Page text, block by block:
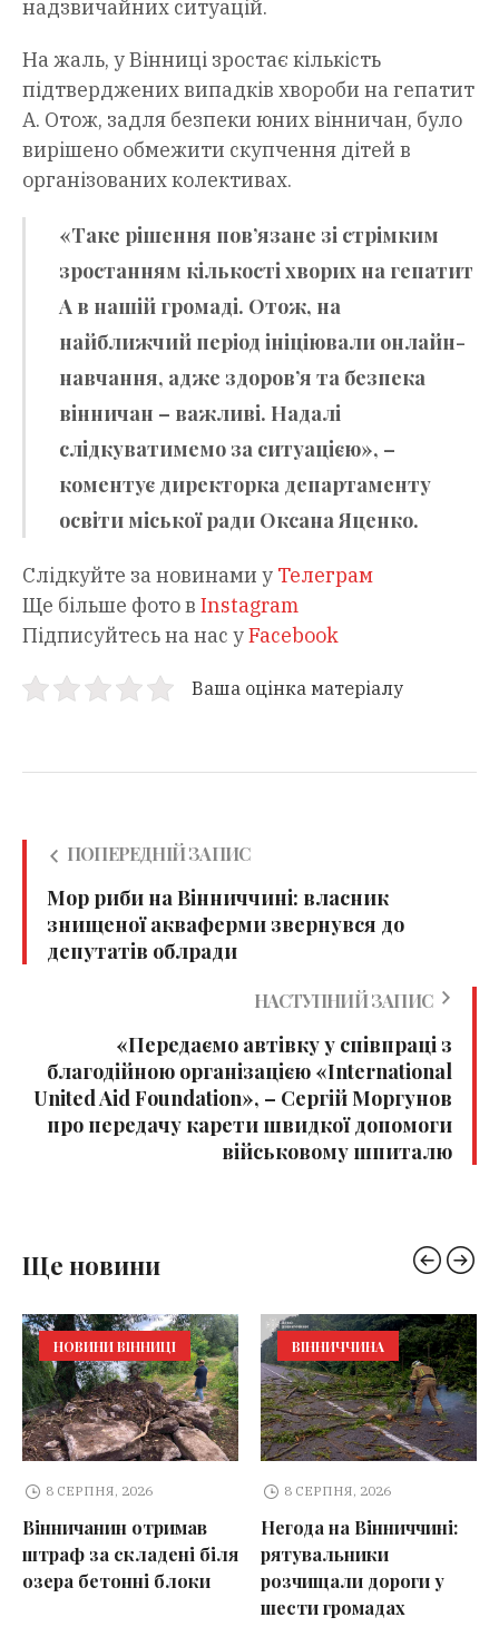
надзвичайних ситуацій.
На жаль, у Вінниці зростає кількість
підтверджених випадків хвороби на гепатит
A. Отож, задля безпеки юних вінничан, було
вирішено обмежити скупчення дітей в
організованих колективах.
«Таке рішення пов’язане зі стрімким
зростанням кількості хворих на гепатит
А в нашій громаді. Отож, на
найближчий період ініціювали онлайн-
навчання, адже здоров’я та безпека
вінничан – важливі. Надалі
слідкуватимемо за ситуацією», –
коментує директорка департаменту
освіти міської ради Оксана Яценко.
Слідкуйте за новинами у Телеграм
Ще більше фото в Instagram
Підписуйтесь на нас уFacebook
Ваша оцінка матеріалу
ПОПЕРЕДНІЙ ЗАПИС
Мор риби на Вінниччині: власник
знищеної акваферми звернувся до
депутатів облради
НАСТУПНИЙ ЗАПИС
«Передаємо автівку у співпраці з
благодійною організацією «International
United Aid Foundation», – Сергій Моргунов
про передачу карети швидкої допомоги
військовому шпиталю
Ще новини
НОВИНИ ВІННИЦІ
8 СЕРПНЯ, 2026
Вінничанин отримав
штраф за складені біля
озера бетонні блоки
ВІННИЧЧИНА
8 СЕРПНЯ, 2026
Негода на Вінниччині:
рятувальники
розчищали дороги у
шести громадах